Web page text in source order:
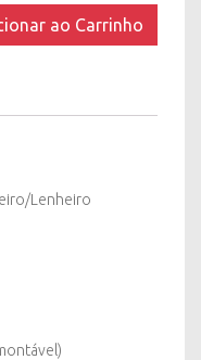
ao Carrinho
Lenheiro